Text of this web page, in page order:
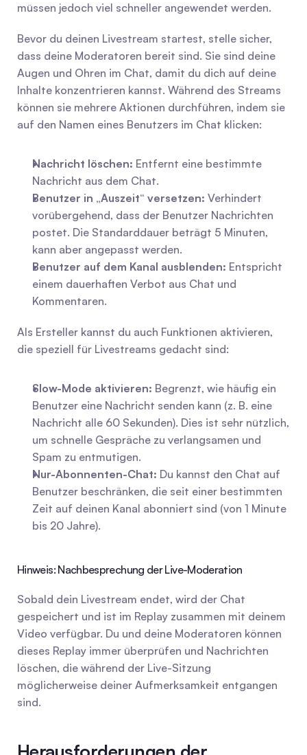
müssen jedoch viel schneller angewendet werden.
Bevor du deinen Livestream startest, stelle sicher,
dass deine Moderatoren bereit sind. Sie sind deine
Augen und Ohren im Chat, damit du dich auf deine
Inhalte konzentrieren kannst. Während des Streams
können sie mehrere Aktionen durchführen, indem sie
auf den Namen eines Benutzers im Chat klicken:
Nachricht löschen: Entfernt eine bestimmte
Nachricht aus dem Chat.
Benutzer in „Auszeit“ versetzen: Verhindert
vorübergehend, dass der Benutzer Nachrichten
postet. Die Standarddauer beträgt 5 Minuten,
kann aber angepasst werden.
Benutzer auf dem Kanal ausblenden: Entspricht
einem dauerhaften Verbot aus Chat und
Kommentaren.
Als Ersteller kannst du auch Funktionen aktivieren,
die speziell für Livestreams gedacht sind:
Slow-Mode aktivieren: Begrenzt, wie häufig ein
Benutzer eine Nachricht senden kann (z. B. eine
Nachricht alle 60 Sekunden). Dies ist sehr nützlich,
um schnelle Gespräche zu verlangsamen und
Spam zu entmutigen.
Nur-Abonnenten-Chat: Du kannst den Chat auf
Benutzer beschränken, die seit einer bestimmten
Zeit auf deinen Kanal abonniert sind (von 1 Minute
bis 20 Jahre).
Hinweis: Nachbesprechung der Live-Moderation
Sobald dein Livestream endet, wird der Chat
gespeichert und ist im Replay zusammen mit deinem
Video verfügbar. Du und deine Moderatoren können
dieses Replay immer überprüfen und Nachrichten
löschen, die während der Live-Sitzung
möglicherweise deiner Aufmerksamkeit entgangen
sind.